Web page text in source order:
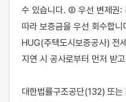
수 있습니다. ② 우선 변제권:
따라 보증금을 우선 회수합
HUG(주택도시보증공사) 전
지연 시 공사로부터 먼저 받
대한법률구조공단(132) 또